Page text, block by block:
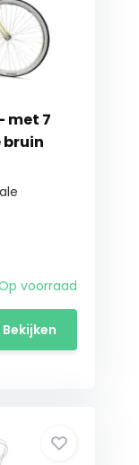
met 7
bruin
voorraad
Bekijken